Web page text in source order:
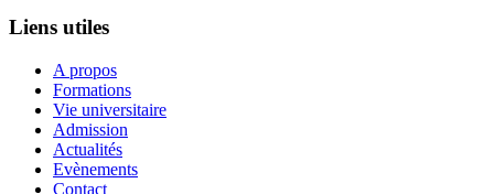
Liens utiles
A propos
Formations
Vie universitaire
Admission
Actualités
Evènements
Contact